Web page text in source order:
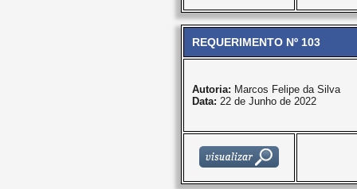
REQUERIMENTO Nº 103
Autoria: Marcos Felipe da Silva
Data: 22 de Junho de 2022